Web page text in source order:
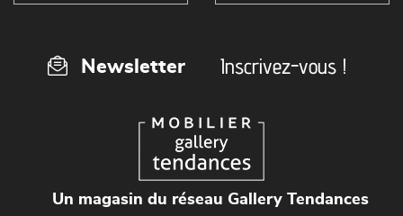
Newsletter Inscrivez-vous !
Un magasin du réseau Gallery Tendances